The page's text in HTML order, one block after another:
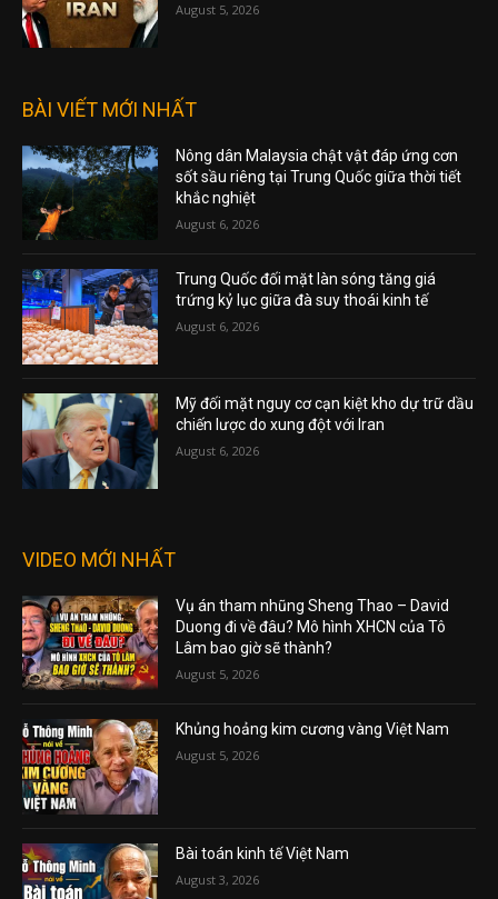
August 5, 2026
BÀI VIẾT MỚI NHẤT
Nông dân Malaysia chật vật đáp ứng cơn
sốt sầu riêng tại Trung Quốc giữa thời tiết
khắc nghiệt
August 6, 2026
Trung Quốc đối mặt làn sóng tăng giá
trứng kỷ lục giữa đà suy thoái kinh tế
August 6, 2026
Mỹ đối mặt nguy cơ cạn kiệt kho dự trữ dầu
chiến lược do xung đột với Iran
August 6, 2026
VIDEO MỚI NHẤT
Vụ án tham nhũng Sheng Thao – David
Duong đi về đâu? Mô hình XHCN của Tô
Lâm bao giờ sẽ thành?
August 5, 2026
Khủng hoảng kim cương vàng Việt Nam
August 5, 2026
Bài toán kinh tế Việt Nam
August 3, 2026